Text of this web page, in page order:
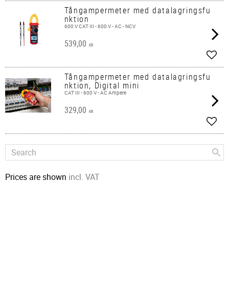
Tångampermeter med datalagringsfu
nktion
600 V CAT III - 600 V - AC - NCV
539,00 KR
Add
Tångampermeter med datalagringsfu
nktion, Digital mini
CAT III - 600 V - AC Ampere
329,00 KR
Add
Prices are shown incl. VAT